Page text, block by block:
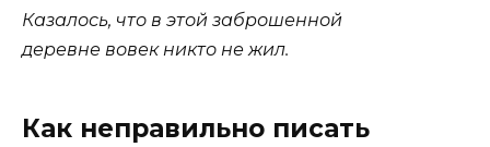
Казалось, что в этой заброшенной
деревне вовек никто не жил.
Как неправильно писать